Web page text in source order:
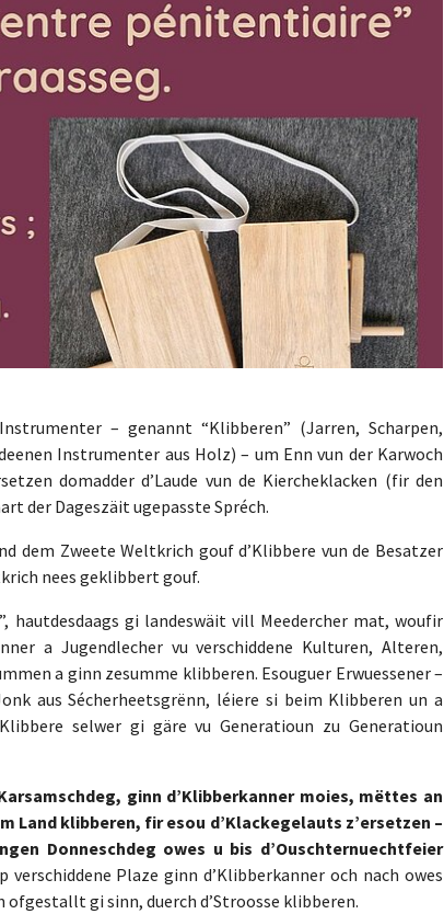
– genannt “Klibberen” (Jarren, Scharpen,
Instrumenter aus Holz) – um Enn vun der Karwoch
domadder d’Laude vun de Kiercheklacken (fir den
der Dageszäit ugepasste Spréch.
dem Zweete Weltkrich gouf d’Klibbere vun de Besatzer
nees geklibbert gouf.
hautdesdaags gi landeswäit vill Meedercher mat, woufir
a Jugendlecher vu verschiddene Kulturen, Alteren,
a ginn zesumme klibberen. Esouguer Erwuessener –
aus Sécherheetsgrënn, léiere si beim Klibberen un a
selwer gi gäre vu Generatioun zu Generatioun
ginn d’Klibberkanner moies, mëttes an
Land klibberen, fir esou d’Klackegelauts z’ersetzen –
Donneschdeg owes u bis d’Ouschternuechtfeier
verschiddene Plaze ginn d’Klibberkanner och nach owes
ofgestallt gi sinn, duerch d’Stroosse klibberen.